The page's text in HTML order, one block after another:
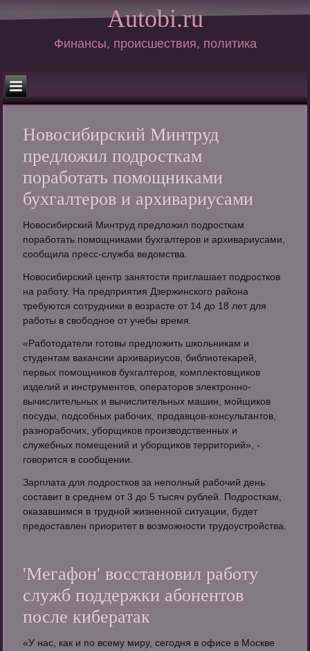
Autobi.ru
Финансы, происшествия, политика
Новосибирский Минтруд
предложил подросткам
поработать помощниками
бухгалтеров и архивариусами
Новосибирский Минтруд предложил подросткам
поработать помощниками бухгалтеров и архивариусами,
сообщила пресс-служба ведомства.
Новосибирский центр занятости приглашает подростков
на работу. На предприятия Дзержинского района
требуются сотрудники в возрасте от 14 до 18 лет для
работы в свободное от учебы время.
«Работодатели готовы предложить школьникам и
студентам вакансии архивариусов, библиотекарей,
первых помощников бухгалтеров, комплектовщиков
изделий и инструментов, операторов электронно-
вычислительных и вычислительных машин, мойщиков
посуды, подсобных рабочих, продавцов-консультантов,
разнорабочих, уборщиков производственных и
служебных помещений и уборщиков территорий», -
говорится в сообщении.
Зарплата для подростков за неполный рабочий день
составит в среднем от 3 до 5 тысяч рублей. Подросткам,
оказавшимся в трудной жизненной ситуации, будет
предоставлен приоритет в возможности трудоустройства.
'Мегафон' восстановил работу
служб поддержки абонентов
после кибератак
«У нас, как и по всему миру, сегодня в офисе в Москве